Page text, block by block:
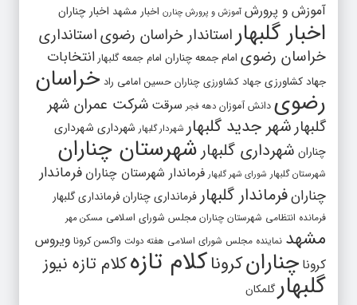
آموزش و پرورش آموزش و پرورش چنارن اخبار مشهد اخبار چناران
اخبار گلبهار استاندار خراسان رضویاستانداری
خراسان رضوی امام جمعه چناران امام جمعه گلبهار انتخابات
جهاد کشاورزی جهاد کشاورزی چناران حسین امامی راد خراسان
رضوی دانش آموزان دهه فجر سرقت شرکت عمران شهر
گلبهار شهر جدید گلبهار شهردار گلبهار شهرداری شهرداری
چناران شهرداری گلبهار شهرستان چناران
شهرستان گلبهار شورای شهر گلبهار فرماندار شهرستان چناران فرماندار
چنارانفرماندار گلبهار فرمانداری چنارانفرمانداری گلبهار
فرمانده انتظامی شهرستان چناران مجلس شورای اسلامی مسکن مهر
مشهد نماینده مجلس شورای اسلامی هفته دولت واکسن کرونا ویروس
کرونا چنارانکروناکلام تازهکلام تازه نیوز
گلبهار گلمکان